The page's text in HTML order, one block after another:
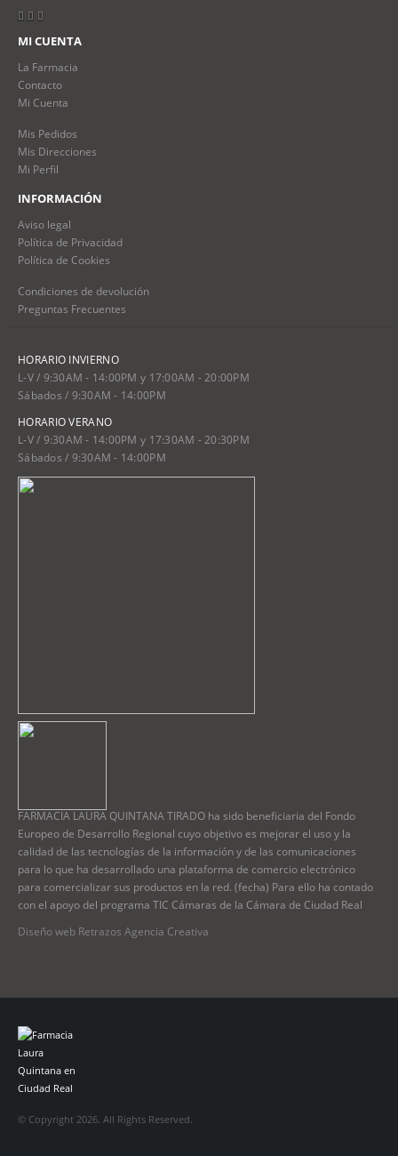
MI CUENTA
La Farmacia
Contacto
Mi Cuenta
Mis Pedidos
Mis Direcciones
Mi Perfil
INFORMACIÓN
Aviso legal
Política de Privacidad
Política de Cookies
Condiciones de devolución
Preguntas Frecuentes
HORARIO INVIERNO
L-V / 9:30AM - 14:00PM y 17:00AM - 20:00PM
Sábados / 9:30AM - 14:00PM
HORARIO VERANO
L-V / 9:30AM - 14:00PM y 17:30AM - 20:30PM
Sábados / 9:30AM - 14:00PM
FARMACIA LAURA QUINTANA TIRADO ha sido beneficiaria del Fondo
Europeo de Desarrollo Regional cuyo objetivo es mejorar el uso y la
calidad de las tecnologías de la información y de las comunicaciones
para lo que ha desarrollado una plataforma de comercio electrónico
para comercializar sus productos en la red. (fecha) Para ello ha contado
con el apoyo del programa TIC Cámaras de la Cámara de Ciudad Real
Diseño web Retrazos Agencia Creativa
© Copyright 2026. All Rights Reserved.